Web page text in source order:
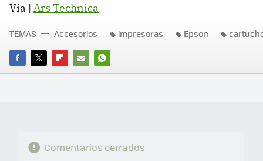
Vía | Ars Technica
FACEBOOK
TWITTERFLIPBOARD
E-
WHATSAPP
TEMAS Accesorios impresoras Epson
Comentarios cerrados